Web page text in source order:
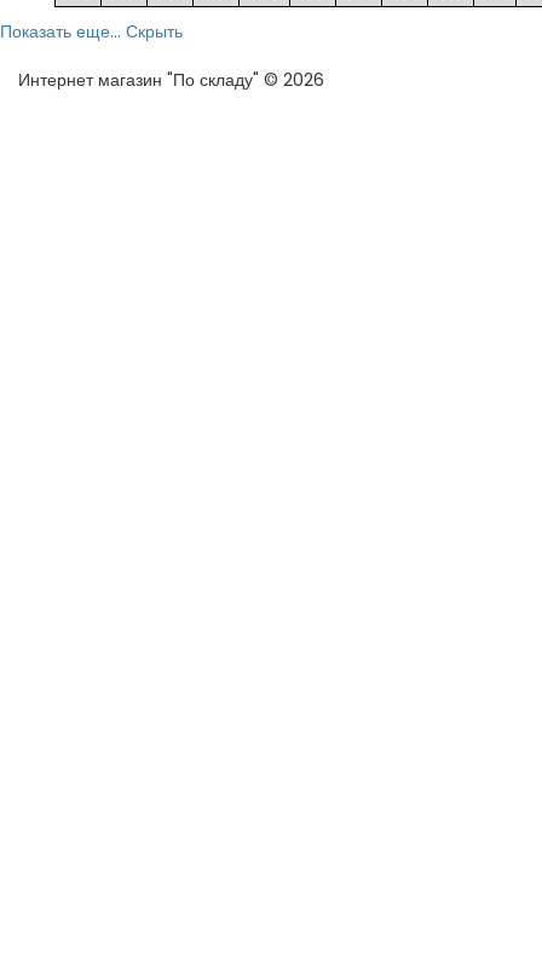
Показать еще... Скрыть
Интернет магазин "По складу" © 2026